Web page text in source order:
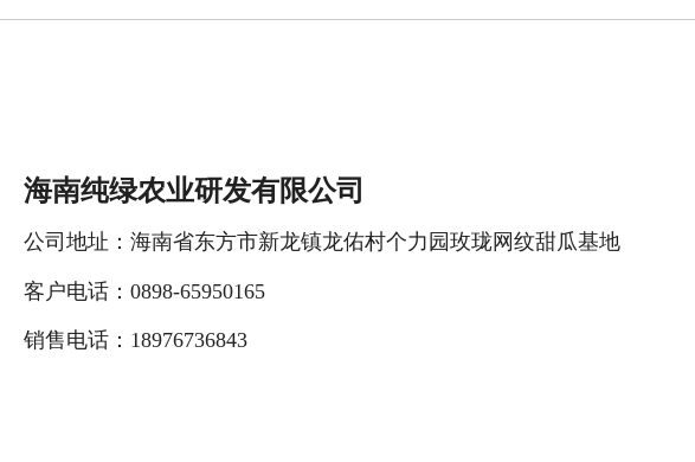
海南纯绿农业研发有限公司
公司地址：海南省东方市新龙镇龙佑村个力园玫珑网纹甜瓜基地
客户电话：0898-65950165
销售电话：18976736843